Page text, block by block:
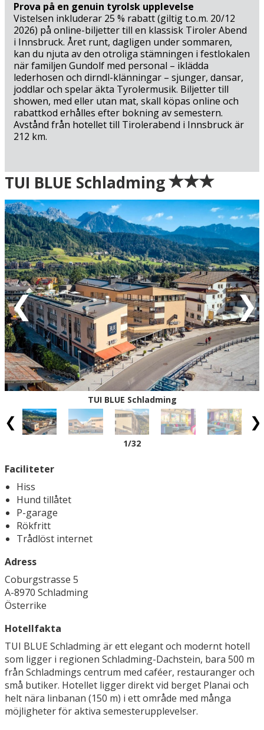
Prova på en genuin tyrolsk upplevelse
Vistelsen inkluderar 25 % rabatt (giltig t.o.m. 20/12
2026) på online-biljetter till en klassisk Tiroler Abend
i Innsbruck. Året runt, dagligen under sommaren,
kan du njuta av den otroliga stämningen i festlokalen
när familjen Gundolf med personal – iklädda
lederhosen och dirndl-klänningar – sjunger, dansar,
joddlar och spelar äkta Tyrolermusik. Biljetter till
showen, med eller utan mat, skall köpas online och
rabattkod erhålles efter bokning av semestern.
Avstånd från hotellet till Tirolerabend i Innsbruck är
212 km.
Ankomst
Grön = ankomstdatum är ledig (bokning går att
genomföra direkt).
Gul = ankomstdatum är möjligen ledig (kan bokas mot
förfrågan - vi återkommer med definitiv
bokningsbekräftelse).
Röd = ankomstdatum är fullbokad.
Vit = ingen ankomst möjlig
Eventuell rabatt är avdragen från de angivna priserna.
TUI BLUE Schladming
TUI BLUE Schladming
1/32
Faciliteter
Hiss
Hund tillåtet
P-garage
Rökfritt
Trådlöst internet
Adress
Coburgstrasse 5
A-8970 Schladming
Österrike
Hotellfakta
TUI BLUE Schladming är ett elegant och modernt hotell
som ligger i regionen Schladming-Dachstein, bara 500 m
från Schladmings centrum med caféer, restauranger och
små butiker. Hotellet ligger direkt vid berget Planai och
helt nära linbanan (150 m) i ett område med många
möjligheter för aktiva semesterupplevelser.